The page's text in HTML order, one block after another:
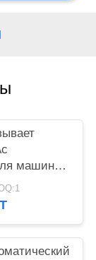
машины